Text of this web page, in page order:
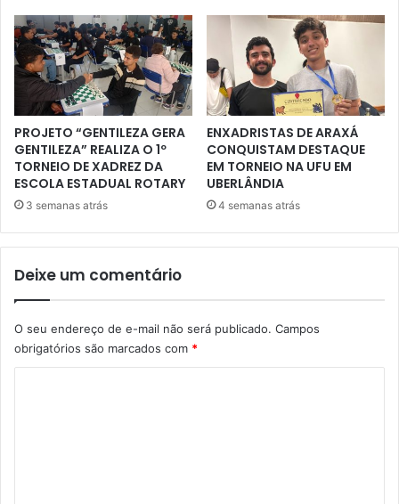
PROJETO “GENTILEZA GERA
GENTILEZA” REALIZA O 1º
TORNEIO DE XADREZ DA
ESCOLA ESTADUAL ROTARY
3 semanas atrás
ENXADRISTAS DE ARAXÁ
CONQUISTAM DESTAQUE
EM TORNEIO NA UFU EM
UBERLÂNDIA
4 semanas atrás
Deixe um comentário
O seu endereço de e-mail não será publicado. Campos
obrigatórios são marcados com *